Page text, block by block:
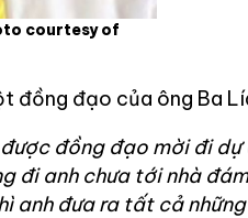
courtesy of
đồng đạo của ông Ba
được đồng đạo mời đi
đi anh chưa tới nhà
anh đưa ra tất cả